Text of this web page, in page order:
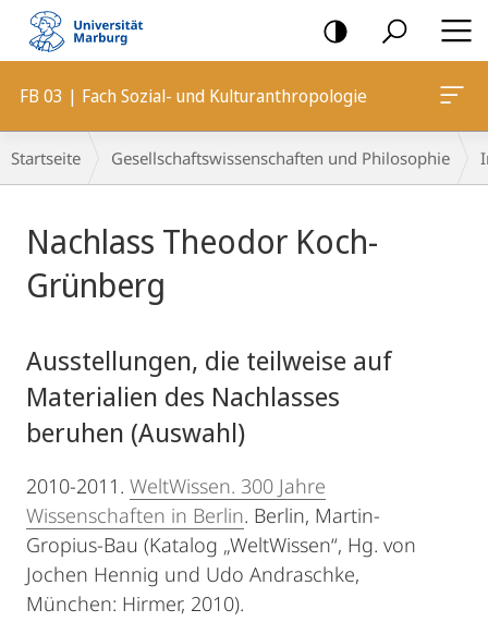
Mobile-
Navigation
FB 03 | Fach Sozial- und Kulturanthropologie
Breadcrumb-
Navigation
Startseite Gesellschaftswissenschaften und Philosophie
Nachlass Theodor Koch-
Grünberg
Ausstellungen, die teilweise auf
Materialien des Nachlasses
beruhen (Auswahl)
2010-2011. WeltWissen. 300 Jahre
Wissenschaften in Berlin. Berlin, Martin-
Gropius-Bau (Katalog „WeltWissen“, Hg. von
Jochen Hennig und Udo Andraschke,
München: Hirmer, 2010).